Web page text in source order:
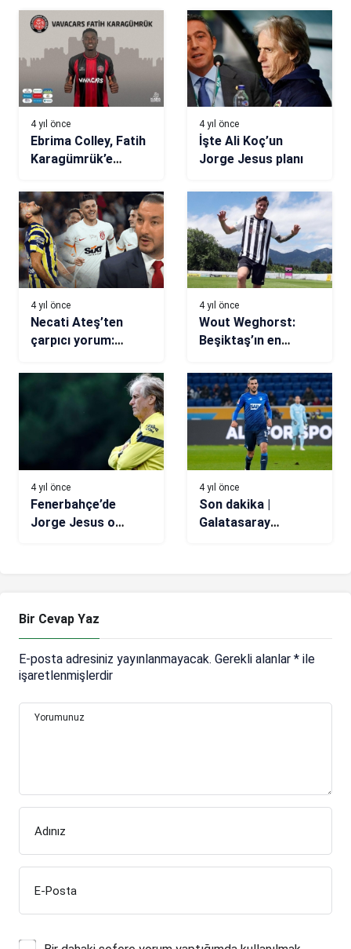
4 yıl önce
Ebrima Colley, Fatih
Karagümrük’e
4 yıl önce
İşte Ali Koç’un
Jorge Jesus planı
4 yıl önce
Necati Ateş’ten
çarpıcı yorum:
üzülmesin!
4 yıl önce
Wout Weghorst:
Beşiktaş’ın en
parçalarından biri
olmak istiyorum
4 yıl önce
Fenerbahçe’de
Jorge Jesus o
4 yıl önce
Son dakika |
Galatasaray
Bir Cevap Yaz
E-posta adresiniz yayınlanmayacak. Gerekli alanlar * ile
işaretlenmişlerdir
Yorumunuz
Adınız
E-Posta